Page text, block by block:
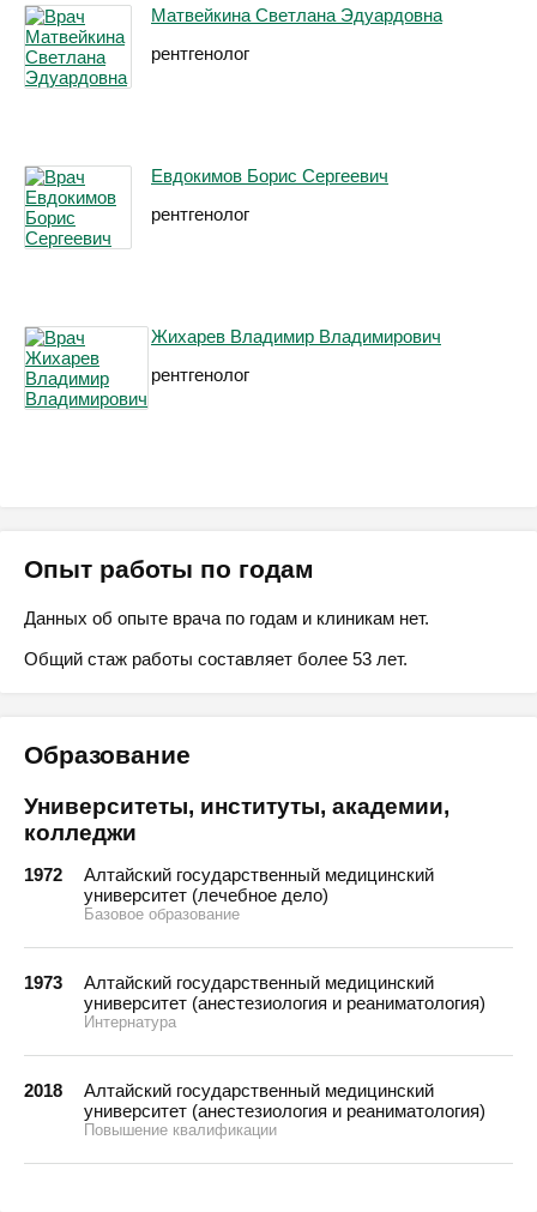
Матвейкина Светлана Эдуардовна
рентгенолог
Евдокимов Борис Сергеевич
рентгенолог
Жихарев Владимир Владимирович
рентгенолог
Опыт работы по годам
Данных об опыте врача по годам и клиникам нет.
Общий стаж работы составляет более 53 лет.
Образование
Университеты, институты, академии,
колледжи
1972
Алтайский государственный медицинский
университет (лечебное дело)
Базовое образование
1973
Алтайский государственный медицинский
университет (анестезиология и реаниматология)
Интернатура
2018
Алтайский государственный медицинский
университет (анестезиология и реаниматология)
Повышение квалификации